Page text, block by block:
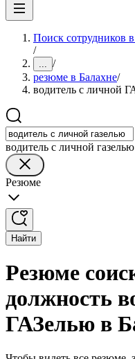
Поиск сотрудников
/
... /
резюме в Балахне/
водитель с личной
водитель с личной газелью
Резюме
Найти
Резюме
должность
ГАЗелью в